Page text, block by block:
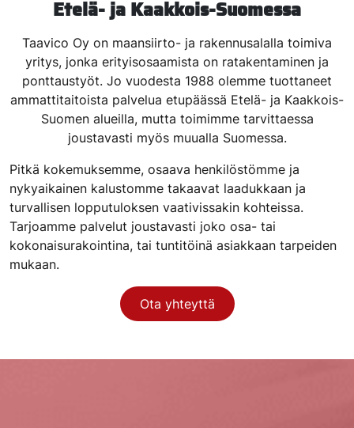
Etelä- ja Kaakkois-Suomessa
Taavico Oy on maansiirto- ja rakennusalalla toimiva
yritys, jonka erityisosaamista on ratakentaminen ja
ponttaustyöt. Jo vuodesta 1988 olemme tuottaneet
ammattitaitoista palvelua etupäässä Etelä- ja Kaakkois-
Suomen alueilla, mutta toimimme tarvittaessa
joustavasti myös muualla Suomessa.
Pitkä kokemuksemme, osaava henkilöstömme ja
nykyaikainen kalustomme takaavat laadukkaan ja
turvallisen lopputuloksen vaativissakin kohteissa.
Tarjoamme palvelut joustavasti joko osa- tai
kokonaisurakointina, tai tuntitöinä asiakkaan tarpeiden
mukaan.
Ota yhteyttä